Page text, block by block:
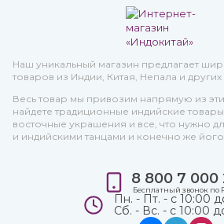
Наш уникальный магазин предлагает
товаров из Индии, Китая, Непала и других
Весь товар мы привозим напрямую из
найдете традиционные индийские
восточные украшения и все, что нужно
и индийскими танцами и конечно же
8 800 7 000
Бесплатный звонок по
Пн. - Пт. - с 10:00
Сб. - Вс. - с 10:00